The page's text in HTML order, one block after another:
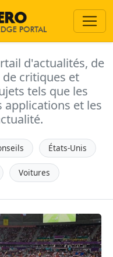
d'actualités, de
critiques et
tels que les
applications et les
États-Unis
Voitures